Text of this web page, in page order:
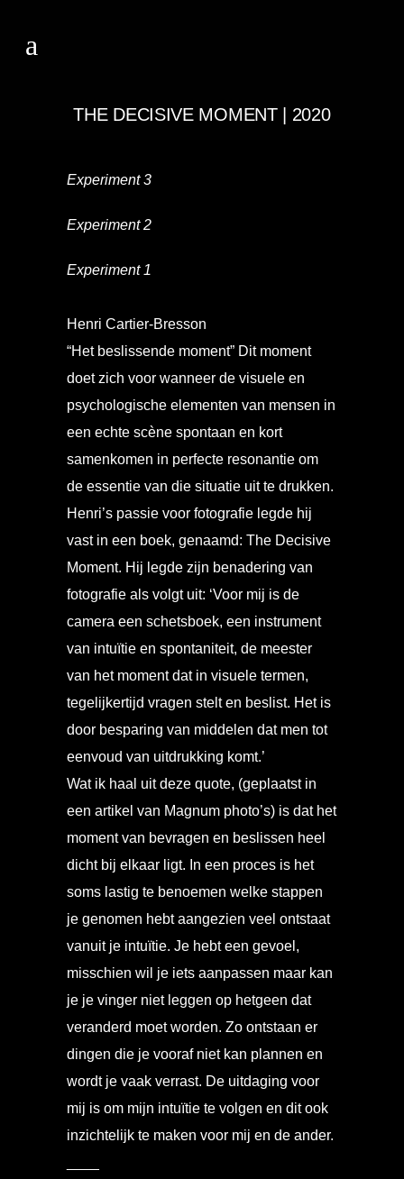
THE DECISIVE MOMENT | 2020
Experiment 3
Experiment 2
Experiment 1
Henri Cartier-Bresson
“Het beslissende moment” Dit moment
doet zich voor wanneer de visuele en
psychologische elementen van mensen in
een echte scène spontaan en kort
samenkomen in perfecte resonantie om
de essentie van die situatie uit te drukken.
Henri’s passie voor fotografie legde hij
vast in een boek, genaamd: The Decisive
Moment. Hij legde zijn benadering van
fotografie als volgt uit: ‘Voor mij is de
camera een schetsboek, een instrument
van intuïtie en spontaniteit, de meester
van het moment dat in visuele termen,
tegelijkertijd vragen stelt en beslist. Het is
door besparing van middelen dat men tot
eenvoud van uitdrukking komt.’
Wat ik haal uit deze quote, (geplaatst in
een artikel van Magnum photo’s) is dat het
moment van bevragen en beslissen heel
dicht bij elkaar ligt. In een proces is het
soms lastig te benoemen welke stappen
je genomen hebt aangezien veel ontstaat
vanuit je intuïtie. Je hebt een gevoel,
misschien wil je iets aanpassen maar kan
je je vinger niet leggen op hetgeen dat
veranderd moet worden. Zo ontstaan er
dingen die je vooraf niet kan plannen en
wordt je vaak verrast. De uitdaging voor
mij is om mijn intuïtie te volgen en dit ook
inzichtelijk te maken voor mij en de ander.